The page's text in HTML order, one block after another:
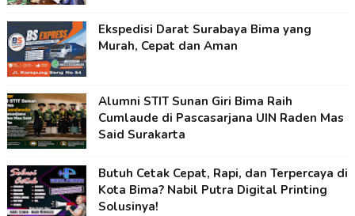
Ekspedisi Darat Surabaya Bima yang
Murah, Cepat dan Aman
Alumni STIT Sunan Giri Bima Raih
Cumlaude di Pascasarjana UIN Raden Mas
Said Surakarta
Butuh Cetak Cepat, Rapi, dan Terpercaya di
Kota Bima? Nabil Putra Digital Printing
Solusinya!